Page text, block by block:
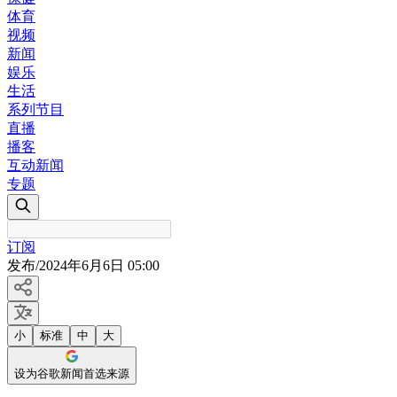
体育
视频
新闻
娱乐
生活
系列节目
直播
播客
互动新闻
专题
订阅
发布/2024年6月6日 05:00
小 标准 中 大
设为谷歌新闻首选来源